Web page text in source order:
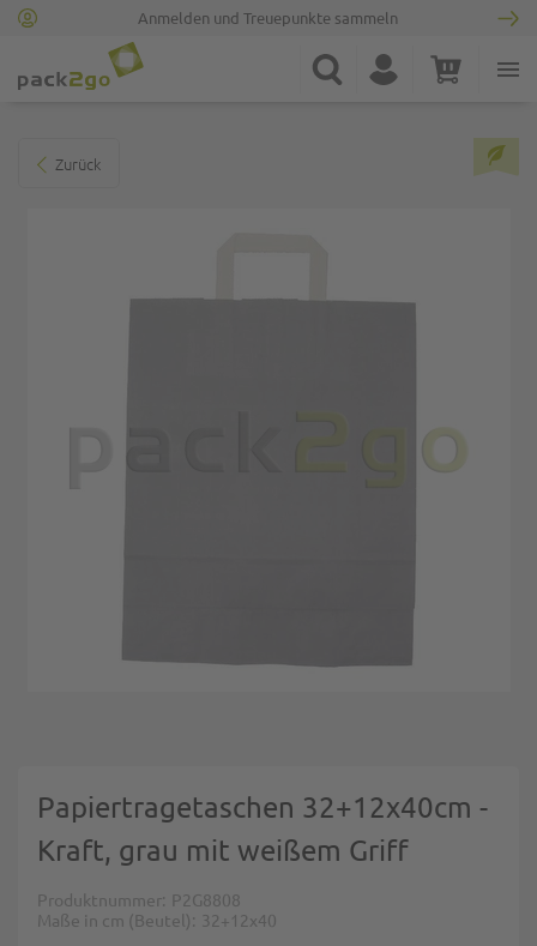
Anmelden und Treuepunkte sammeln
Suche Konto Warenkorb
Zurück
Papiertragetaschen 32+12x40cm -
Kraft, grau mit weißem Griff
Produktnummer P2G8808
Maße in cm (Beutel)
32+12x40